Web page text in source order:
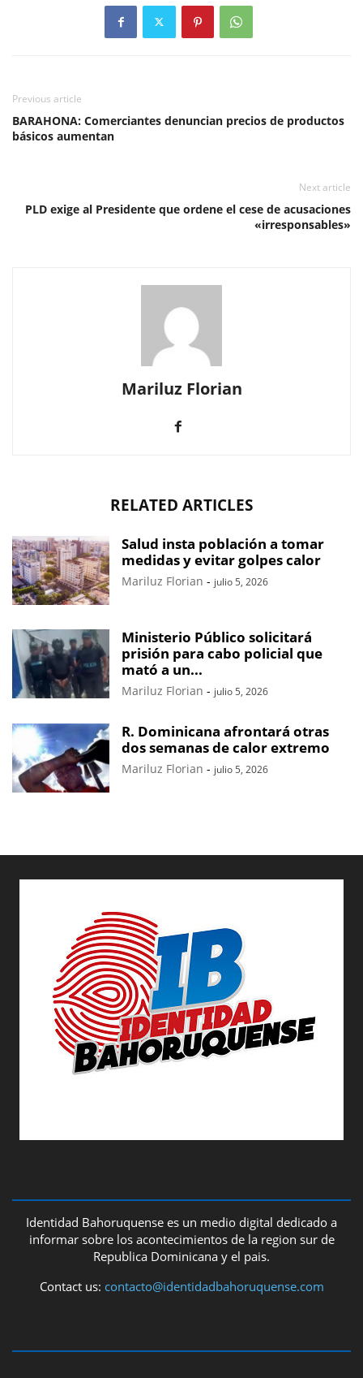
Previous article
BARAHONA: Comerciantes denuncian precios de productos
básicos aumentan
Next article
PLD exige al Presidente que ordene el cese de acusaciones
«irresponsables»
Mariluz Florian
RELATED ARTICLES
Salud insta población a tomar
medidas y evitar golpes calor
Mariluz Florian - julio 5, 2026
Ministerio Público solicitará
prisión para cabo policial que
mató a un...
Mariluz Florian - julio 5, 2026
R. Dominicana afrontará otras
dos semanas de calor extremo
Mariluz Florian - julio 5, 2026
Identidad Bahoruquense es un medio digital dedicado a
informar sobre los acontecimientos de la region sur de
Republica Dominicana y el pais.
Contact us: contacto@identidadbahoruquense.com